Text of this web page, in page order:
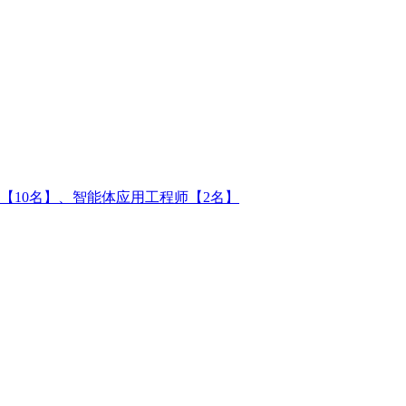
名】、智能体应用工程师【2名】